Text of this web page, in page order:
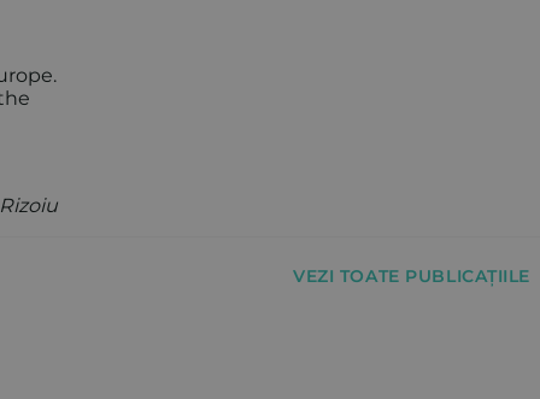
VEZI TOATE PUBLICAȚIILE